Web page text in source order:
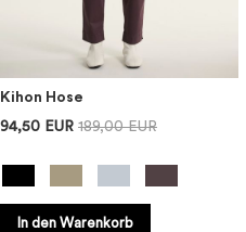
Kihon Hose
94,50 EUR 189,00 EUR
In den Warenkorb